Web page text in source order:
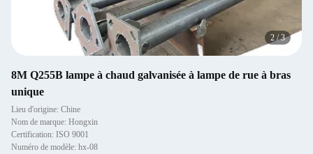
2 /3
8M Q255B lampe à chaud galvanisée à lampe de rue à bras
unique
Lieu d'origine: Chine
Nom de marque: Hongxin
Certification: ISO 9001
Numéro de modèle: hx-08